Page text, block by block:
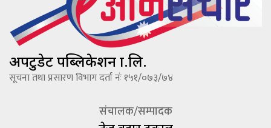
अपटुडेट पब्लिकेशन प्रा.लि.
सूचना तथा प्रसारण विभाग दर्ता नंः १५१/०७३/७४
संचालक/सम्पादक